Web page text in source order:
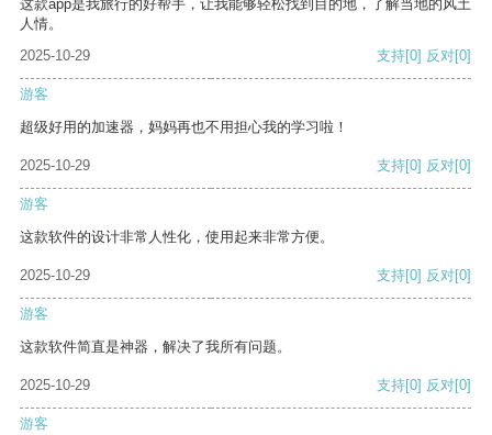
这款app是我旅行的好帮手，让我能够轻松找到目的地，了解当地的风土
人情。
2025-10-29
支持[0] 反对[0]
游客
超级好用的加速器，妈妈再也不用担心我的学习啦！
2025-10-29 支持[0] 反对[0]
游客
这款软件的设计非常人性化，使用起来非常方便。
2025-10-29 支持[0] 反对[0]
游客
这款软件简直是神器，解决了我所有问题。
2025-10-29 支持[0] 反对[0]
游客